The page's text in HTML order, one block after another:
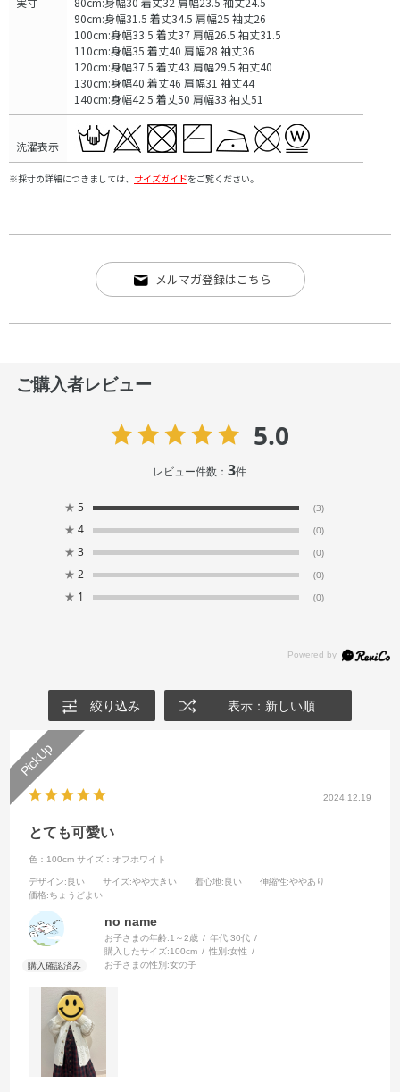
90cm:身幅31.5 着丈34.5 肩幅25 袖丈26
100cm:身幅33.5 着丈37 肩幅26.5 袖丈31.5
110cm:身幅35 着丈40 肩幅28 袖丈36
120cm:身幅37.5 着丈43 肩幅29.5 袖丈40
130cm:身幅40 着丈46 肩幅31 袖丈44
140cm:身幅42.5 着丈50 肩幅33 袖丈51
洗濯表示
※採寸の詳細につきましては、 サイズガイドをご覧ください。
メルマガ登録はこちら
ご購入者レビュー
5.0
レビュー件数：3件
★ 5 (3)
★ 4 (0)
★ 3 (0)
★ 2 (0)
★ 1 (0)
絞り込み 表示：新しい順
2024.12.19
とても可愛い
色：100cm サイズ：オフホワイト
デザイン:良い サイズ:やや大きい 着心地:良い 伸縮性:ややあり
価格:ちょうどよい
no name
お子さまの年齢:1～2歳 年代:30代
購入したサイズ:100cm 性別:女性
お子さまの性別:女の子